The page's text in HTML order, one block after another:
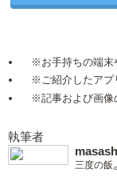
※お手持ちの端末
※ご紹介したアプ
※記事および画像
執筆者
三度の飯